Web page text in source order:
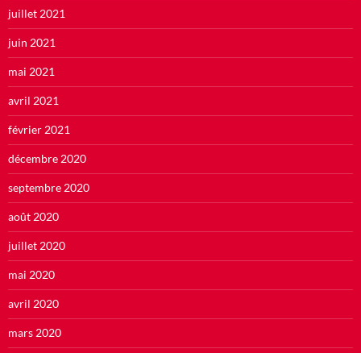
juillet 2021
juin 2021
mai 2021
avril 2021
février 2021
décembre 2020
septembre 2020
août 2020
juillet 2020
mai 2020
avril 2020
mars 2020